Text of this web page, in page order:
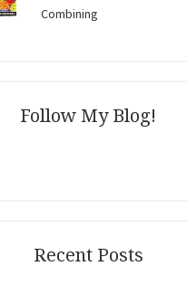
Combining
Follow My Blog!
Recent Posts